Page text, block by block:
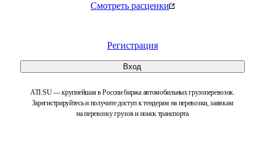
Смотреть расценки
Регистрация
Вход
ATI.SU — крупнейшая в России биржа автомобильных грузоперевозок.
Зарегистрируйтесь и получите доступ к тендерам на перевозки, заявкам
на перевозку грузов и поиск транспорта